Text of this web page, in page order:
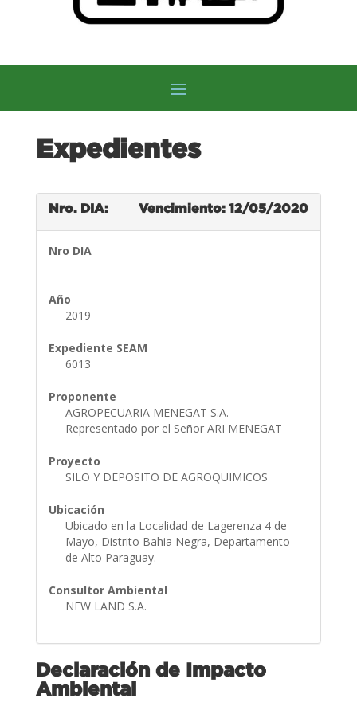
Expedientes
Nro. DIA: Vencimiento: 12/05/2020
Nro DIA
Año
2019
Expediente SEAM
6013
Proponente
AGROPECUARIA MENEGAT S.A.
Representado por el Señor ARI MENEGAT
Proyecto
SILO Y DEPOSITO DE AGROQUIMICOS
Ubicación
Ubicado en la Localidad de Lagerenza 4 de
Mayo, Distrito Bahia Negra, Departamento
de Alto Paraguay.
Consultor Ambiental
NEW LAND S.A.
Declaración de Impacto
Ambiental